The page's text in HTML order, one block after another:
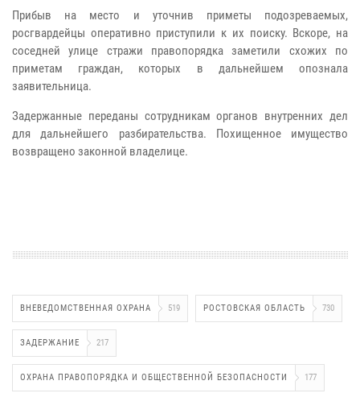
Прибыв на место и уточнив приметы подозреваемых,
росгвардейцы оперативно приступили к их поиску. Вскоре, на
соседней улице стражи правопорядка заметили схожих по
приметам граждан, которых в дальнейшем опознала
заявительница.
Задержанные переданы сотрудникам органов внутренних дел
для дальнейшего разбирательства. Похищенное имущество
возвращено законной владелице.
ВНЕВЕДОМСТВЕННАЯ ОХРАНА 519 РОСТОВСКАЯ ОБЛАСТЬ 730
ЗАДЕРЖАНИЕ 217
ОХРАНА ПРАВОПОРЯДКА И ОБЩЕСТВЕННОЙ БЕЗОПАСНОСТИ 177